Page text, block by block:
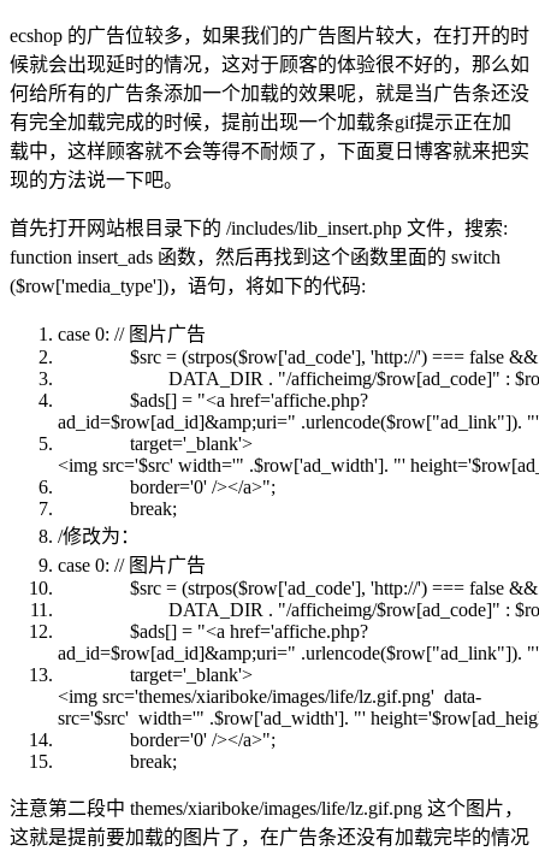
ecshop 的广告位较多，如果我们的广告图片较大，在打开的时
候就会出现延时的情况，这对于顾客的体验很不好的，那么如
何给所有的广告条添加一个加载的效果呢，就是当广告条还没
有完全加载完成的时候，提前出现一个加载条gif提示正在加
载中，这样顾客就不会等得不耐烦了，下面夏日博客就来把实
现的方法说一下吧。
首先打开网站根目录下的 /includes/lib_insert.php 文件，搜索:
function insert_ads 函数，然后再找到这个函数里面的 switch
($row['media_type'])，语句，将如下的代码:
case 0: // 图片广告
$src = (strpos($row['ad_code'], 'http://') === false &&
DATA_DIR . "/afficheimg/$row[ad_code]" :
$ads[] = "<a href='affiche.php?
ad_id=$row[ad_id]&amp;uri=" .urlencode($row["ad_link"]). "'
target='_blank'>
<img src='$src' width='" .$row['ad_width']. "'
border='0' /></a>";
break;
/修改为：
case 0: // 图片广告
$src = (strpos($row['ad_code'], 'http://') === false &&
DATA_DIR . "/afficheimg/$row[ad_code]" :
$ads[] = "<a href='affiche.php?
ad_id=$row[ad_id]&amp;uri=" .urlencode($row["ad_link"]). "'
target='_blank'>
<img src='themes/xiariboke/images/life/lz.gif.png' data-
src='$src' width='" .$row['ad_width']. "'
border='0' /></a>";
break;
注意第二段中 themes/xiariboke/images/life/lz.gif.png 这个图片，
这就是提前要加载的图片了，在广告条还没有加载完毕的情况